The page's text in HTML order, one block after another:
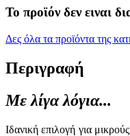
Το προϊόν δεν ειναι
Δες όλα τα προϊόντα της
Περιγραφή
Με λίγα λόγια...
Ιδανική επιλογή για